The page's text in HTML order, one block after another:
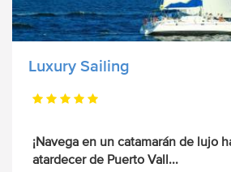
Luxury Sailing
¡Navega en un catamarán de lujo
atardecer de Puerto Vall...